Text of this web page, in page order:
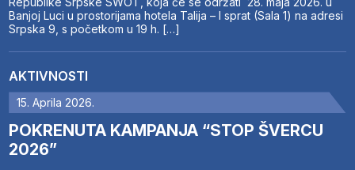
Banjoj Luci u prostorijama hotela Talija – I sprat (Sala 1) na adresi
Srpska 9, s početkom u 19 h. […]
AKTIVNOSTI
15. Aprila 2026.
POKRENUTA KAMPANJA “STOP ŠVERCU
2026”